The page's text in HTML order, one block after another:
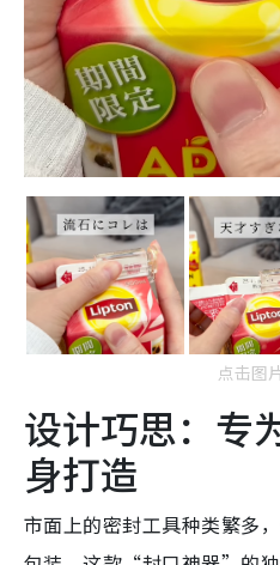
点击图
设计巧思：专
身打造
市面上的密封工具种类繁多